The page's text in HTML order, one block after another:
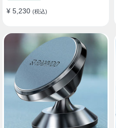
カー用品 全機種対応
¥ 5,230 (税込)